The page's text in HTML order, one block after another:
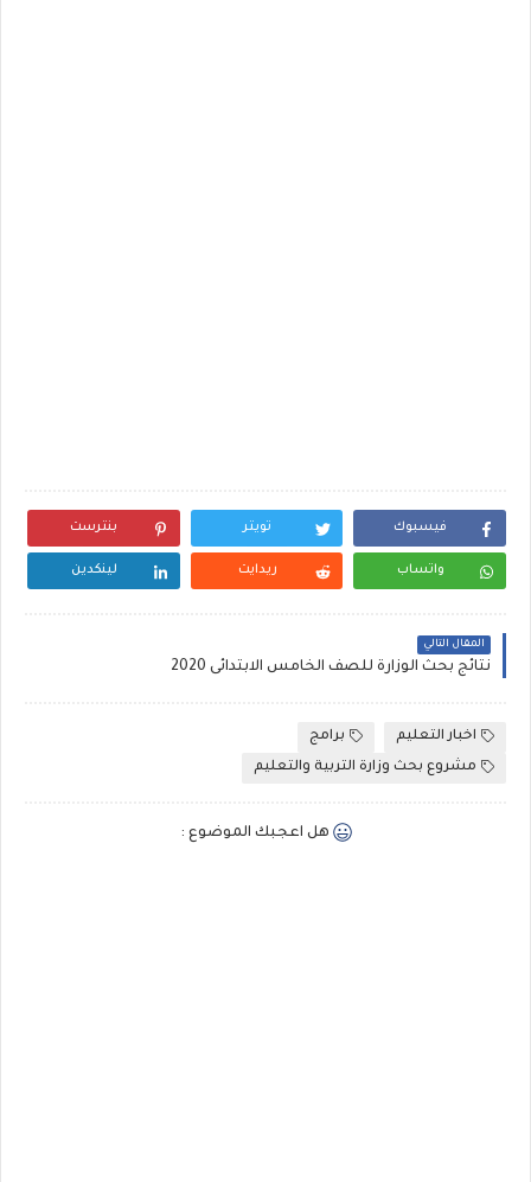
فيسبوك تويتر بنترست
واتساب ريدايت لينكدين
المقال التالي
نتائج بحث الوزارة للصف الخامس الابتدائى 2020
اخبار التعليم
برامج
مشروع بحث وزارة التربية والتعليم
هل اعجبك الموضوع :